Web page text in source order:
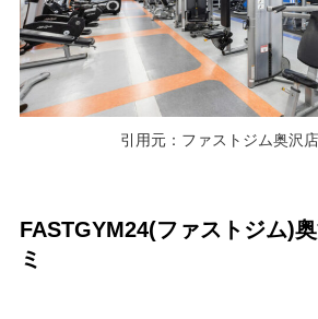
引用元：ファストジム奥沢
FASTGYM24(ファストジム)
ミ